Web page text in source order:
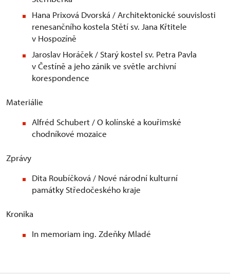
Hana Prixová Dvorská / Architektonické souvislosti
renesančního kostela Stětí sv. Jana Křtitele
v Hospozíně
Jaroslav Horáček / Starý kostel sv. Petra Pavla
v Čestíně a jeho zánik ve světle archivní
korespondence
Materiálie
Alfréd Schubert / O kolínské a kouřimské
chodníkové mozaice
Zprávy
Dita Roubíčková / Nové národní kulturní
památky Středočeského kraje
Kronika
In memoriam ing. Zdeňky Mladé